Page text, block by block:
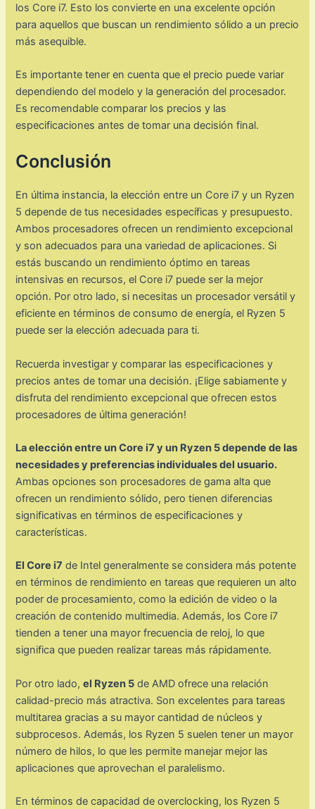
los Core i7. Esto los convierte en una excelente opción
para aquellos que buscan un rendimiento sólido a un precio
más asequible.
Es importante tener en cuenta que el precio puede variar
dependiendo del modelo y la generación del procesador.
Es recomendable comparar los precios y las
especificaciones antes de tomar una decisión final.
Conclusión
En última instancia, la elección entre un Core i7 y un Ryzen
5 depende de tus necesidades específicas y presupuesto.
Ambos procesadores ofrecen un rendimiento excepcional
y son adecuados para una variedad de aplicaciones. Si
estás buscando un rendimiento óptimo en tareas
intensivas en recursos, el Core i7 puede ser la mejor
opción. Por otro lado, si necesitas un procesador versátil y
eficiente en términos de consumo de energía, el Ryzen 5
puede ser la elección adecuada para ti.
Recuerda investigar y comparar las especificaciones y
precios antes de tomar una decisión. ¡Elige sabiamente y
disfruta del rendimiento excepcional que ofrecen estos
procesadores de última generación!
La elección entre un Core i7 y un Ryzen 5 depende de las
necesidades y preferencias individuales del usuario.
Ambas opciones son procesadores de gama alta que
ofrecen un rendimiento sólido, pero tienen diferencias
significativas en términos de especificaciones y
características.
El Core i7 de Intel generalmente se considera más potente
en términos de rendimiento en tareas que requieren un alto
poder de procesamiento, como la edición de video o la
creación de contenido multimedia. Además, los Core i7
tienden a tener una mayor frecuencia de reloj, lo que
significa que pueden realizar tareas más rápidamente.
Por otro lado,el Ryzen 5 de AMD ofrece una relación
calidad-precio más atractiva. Son excelentes para tareas
multitarea gracias a su mayor cantidad de núcleos y
subprocesos. Además, los Ryzen 5 suelen tener un mayor
número de hilos, lo que les permite manejar mejor las
aplicaciones que aprovechan el paralelismo.
En términos de capacidad de overclocking, los Ryzen 5